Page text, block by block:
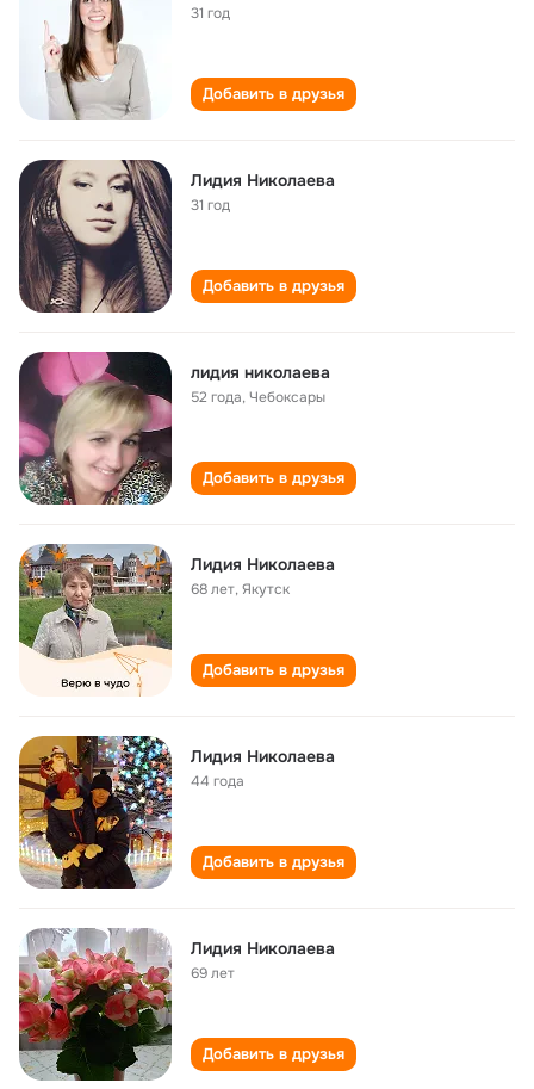
31 год
Добавить в друзья
Лидия Николаева
31 год
Добавить в друзья
лидия николаева
52 года,Чебоксары
Добавить в друзья
Лидия Николаева
68 лет,Якутск
Добавить в друзья
Лидия Николаева
44 года
Добавить в друзья
Лидия Николаева
69 лет
Добавить в друзья